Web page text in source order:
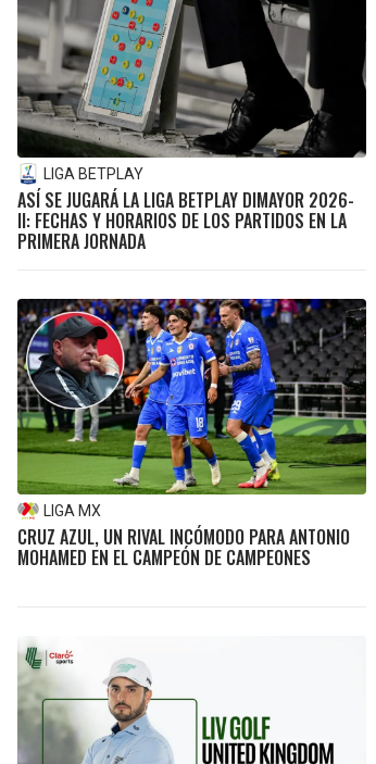
LIGA BETPLAY
ASÍ SE JUGARÁ LA LIGA BETPLAY DIMAYOR 2026-
II: FECHAS Y HORARIOS DE LOS PARTIDOS EN LA
PRIMERA JORNADA
LIGA MX
CRUZ AZUL, UN RIVAL INCÓMODO PARA ANTONIO
MOHAMED EN EL CAMPEÓN DE CAMPEONES